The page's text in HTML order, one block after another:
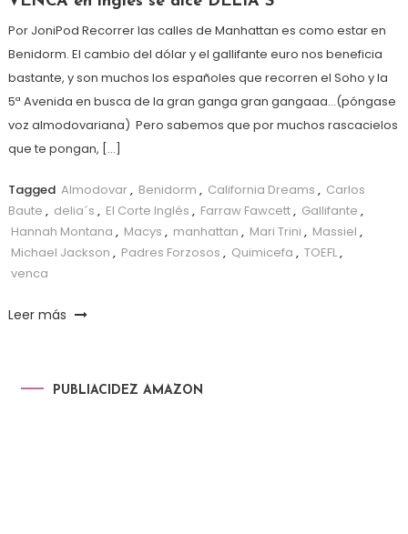
Por JoniPod Recorrer las calles de Manhattan es como estar en
Benidorm. El cambio del dólar y el gallifante euro nos beneficia
bastante, y son muchos los españoles que recorren el Soho y la
5ª Avenida en busca de la gran ganga gran gangaaa…(póngase
voz almodovariana) Pero sabemos que por muchos rascacielos
que te pongan, […]
Tagged Almodovar, Benidorm , California Dreams , Carlos
Baute , delia´s , El Corte Inglés , Farraw Fawcett, Gallifante ,
Hannah Montana , Macys , manhattan , Mari Trini , Massiel ,
Michael Jackson , Padres Forzosos , Quimicefa , TOEFL,
venca
Leer más
PUBLIACIDEZ AMAZON